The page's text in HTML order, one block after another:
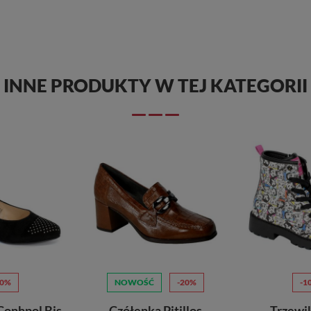
INNE PRODUKTY W TEJ KATEGORII
NOWOŚĆ -20% -